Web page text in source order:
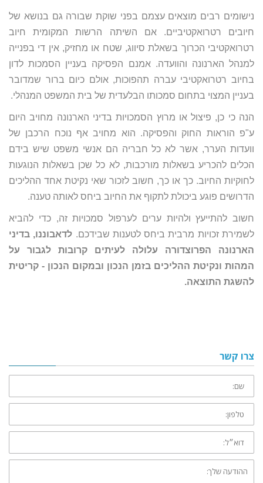
נישומים רבים מוצאים עצמם בפני שוקת שבורה גם בנושא של
חיובים רטרואקטיביים. אם השיתה הרשות המקומית חיוב
רטרואקטיבי הכרוך בשאלת סיווג, שטח או מחזיק, אין די בפנייה
למנהל הארנונה והוועדה. אמנם הפסיקה בעניין הסמכות לדון
בחיוב רטרואקטיבי עברה תהפוכות, אולם כיום ברור שמדובר
בעניין המצוי בתחום סמכותו הבלעדית של בית המשפט המנהלי.
הנה כי כן, פיצול או מרוץ הסמכויות בדיני הארנונה מחויב היום
ע"פ הוראות החוק והפסיקה. הוא מחויב אף נוכח הרכבן של
וועדות הערר, אשר לא כל חבריה הם אנשי משפט שיש בידם
הכלים להכריע בשאלות מורכבות, לא כל שכן בשאלות הנוגעות
לחוקיות החיוב. כך או כך, חשוב לזכור שאי נקיטת אחד ההליכים
הדרושים פוגע ביכולת לתקוף את החיוב ביחס לאותה טענה.
חשוב להתייעץ ולהיות ערים לערפול סמכויות זה, כדי להביא
לשמירת זכויות מרבית ביחס לטענות שבידכם. לדאבוננו, בדיני
הארנונה הפרוצדורה עלולה לעיתים קרובות לגבור על
המהות ונקיטת ההליכים בזמן הנכון ובמקום הנכון - קריטית
להשגת התוצאה.
צרו קשר
שם:
טלפון:
דוא״ל:
ההודעה
שלך: